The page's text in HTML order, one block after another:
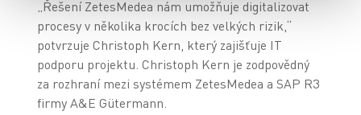
„Řešení ZetesMedea nám umožňuje digitalizovat
procesy v několika krocích bez velkých rizik,“
potvrzuje Christoph Kern, který zajišťuje IT
podporu projektu. Christoph Kern je zodpovědný
za rozhraní mezi systémem ZetesMedea a SAP R3
firmy A&E Gütermann.